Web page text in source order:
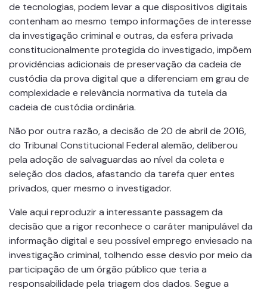
de tecnologias, podem levar a que dispositivos digitais
contenham ao mesmo tempo informações de interesse
da investigação criminal e outras, da esfera privada
constitucionalmente protegida do investigado, impõem
providências adicionais de preservação da cadeia de
custódia da prova digital que a diferenciam em grau de
complexidade e relevância normativa da tutela da
cadeia de custódia ordinária.
Não por outra razão, a decisão de 20 de abril de 2016,
do Tribunal Constitucional Federal alemão, deliberou
pela adoção de salvaguardas ao nível da coleta e
seleção dos dados, afastando da tarefa quer entes
privados, quer mesmo o investigador.
Vale aqui reproduzir a interessante passagem da
decisão que a rigor reconhece o caráter manipulável da
informação digital e seu possível emprego enviesado na
investigação criminal, tolhendo esse desvio por meio da
participação de um órgão público que teria a
responsabilidade pela triagem dos dados. Segue a